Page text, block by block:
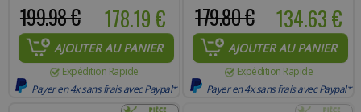
178.19 €
199.98 €
AJOUTER AU PANIER
Expédition Rapide
Payer en 4x sans frais avec Paypal*
134.63 €
179.80 €
AJOUTER AU PANIER
Expédition Rapide
Payer en 4x sans frais avec Paypal*